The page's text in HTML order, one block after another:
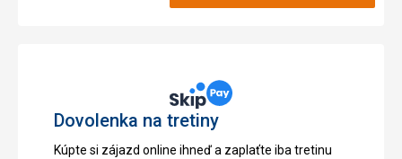
Dovolenka na tretiny
Kúpte si zájazd online ihneď a zaplaťte iba tretinu